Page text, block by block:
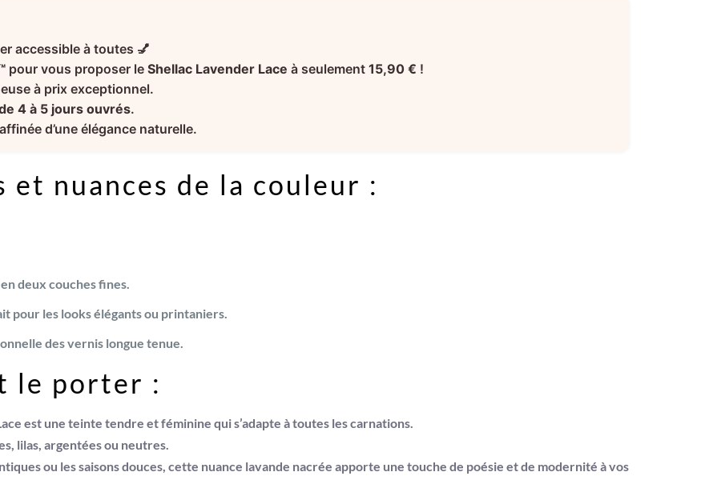
accessible à toutes 💅
pour vous proposer le Shellac Lavender Lace à seulement 15,90 € !
à prix exceptionnel.
4 à 5 jours ouvrés.
d’une élégance naturelle.
et nuances de la couleur :
deux couches fines.
pour les looks élégants ou printaniers.
des vernis longue tenue.
le porter :
est une teinte tendre et féminine qui s’adapte à toutes les carnations.
lilas, argentées ou neutres.
ou les saisons douces, cette nuance lavande nacrée apporte une touche de poésie et de modernité à vos